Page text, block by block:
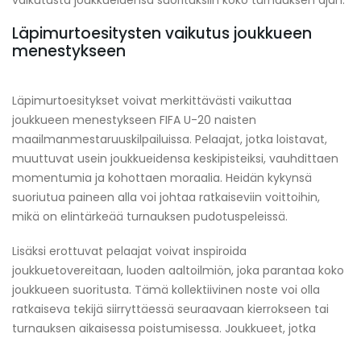
Läpimurtoesitysten vaikutus joukkueen
menestykseen
Läpimurtoesitykset voivat merkittävästi vaikuttaa
joukkueen menestykseen FIFA U-20 naisten
maailmanmestaruuskilpailuissa. Pelaajat, jotka loistavat,
muuttuvat usein joukkueidensa keskipisteiksi, vauhdittaen
momentumia ja kohottaen moraalia. Heidän kykynsä
suoriutua paineen alla voi johtaa ratkaiseviin voittoihin,
mikä on elintärkeää turnauksen pudotuspeleissä.
Lisäksi erottuvat pelaajat voivat inspiroida
joukkuetovereitaan, luoden aaltoilmiön, joka parantaa koko
joukkueen suoritusta. Tämä kollektiivinen noste voi olla
ratkaiseva tekijä siirryttäessä seuraavaan kierrokseen tai
turnauksen aikaisessa poistumisessa. Joukkueet, jotka